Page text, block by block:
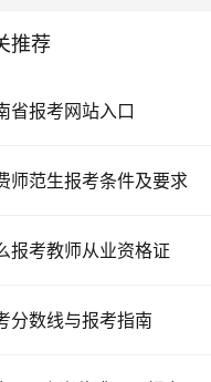
推荐
省报考网站入口
师范生报考条件及要求
报考教师从业资格证
分数线与报考指南